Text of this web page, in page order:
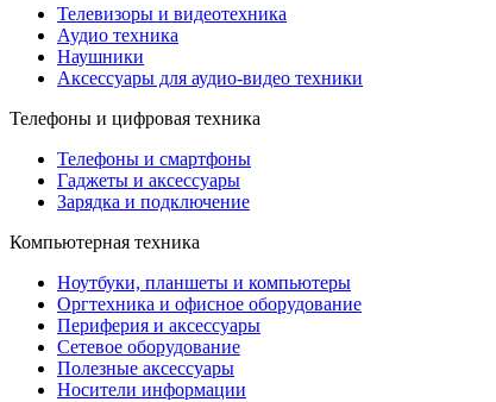
Телевизоры и видеотехника
Аудио техника
Наушники
Аксессуары для аудио-видео техники
Телефоны и цифровая техника
Телефоны и смартфоны
Гаджеты и аксессуары
Зарядка и подключение
Компьютерная техника
Ноутбуки, планшеты и компьютеры
Оргтехника и офисное оборудование
Периферия и аксессуары
Cетевое оборудование
Полезные аксессуары
Носители информации